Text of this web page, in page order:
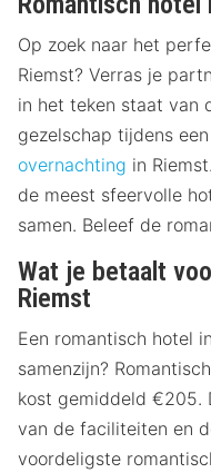
Op zoek naar het
Riemst? Verras je
in het teken staat van
gezelschap tijdens
overnachting in
de meest sfeervolle
samen. Beleef de
Wat je betaalt
Riemst
Een romantisch hotel
samenzijn?
kost gemiddeld €205.
van de faciliteiten en
voordeligste